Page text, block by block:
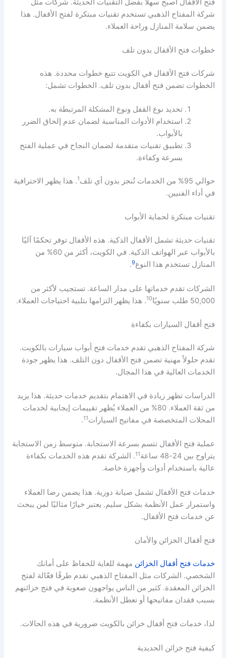
شركة المفتاح الذهبي تستخدم تقنيات مبتكرة لفتح الأقفال. هذا
يضمن سلامة المنازل وراحة العملاء.
خطوات فتح الأقفال بدون تلف
شركات فتح الأقفال في الكويت تتبع خطوات محددة. هذه
الخطوات تضمن فتح أقفال بدون تلف. الخطوات تشمل:
تحديد نوع القفل ونوع المشكلة المرتبطة به.
استخدام الأدوات المناسبة لضمان عدم إلحاق الضرر
بالأبواب.
تطبيق تقنيات متقدمة لضمان النجاح في عملية الفتح
بسرعة وكفاءة.
حوالي 95% من الخدمات تُنجز بدون أي تلف 1. هذا يظهر الاحترافية
في أداء الفنيين.
تقنيات مبتكرة لحماية الأبواب
تقنيات حديثة تشمل الأقفال الذكية. هذه الأقفال توفر تحكمًا آليًا
بالأبواب عبر الهواتف الذكية. في الكويت، أكثر من 60% من
المنازل تستخدم هذا النوع9
.
الشركات تقدم خدماتها على مدار الساعة. تستجيب لأكثر من
50,000 طلب سنويًا
10. هذا يظهر التزامها بتلبية احتياجات العملاء.
فتح أقفال السيارات بكفاءة
شركة المفتاح الذهبي تقدم خدمات فتح أبواب سيارات بالكويت.
تقدم حلولاً مهنية تضمن فتح الأقفال دون التلف. هذا يظهر جودة
الخدمات العالية في هذا المجال.
الدراسات تظهر زيادة في الاهتمام بتقديم خدمات حديثة. هذا يزيد
من ثقة العملاء. 80% من العملاء يُظهر تقييمات إيجابية لخدمات
المحلات المتخصصة في مفاتيح السيارات11
.
عملية فتح الأقفال تتسم بسرعة الاستجابة. متوسط زمن الاستجابة
يتراوح بين 24-48 ساعة
11. الشركة تقدم هذه الخدمات بكفاءة
عالية باستخدام أدوات وأجهزة خاصة.
خدمات فتح الأقفال تشمل صيانة دورية. هذا يضمن رضا العملاء
واستمرار عمل الأنظمة بشكل سليم. يعتبر خيارًا مثاليًا لمن يبحث
عن خدمات فتح الأقفال.
فتح أقفال الخزائن والأمان
خدمات فتح أقفال الخزائن مهمة للغاية للحفاظ على أمانك
الشخصي. الشركات مثل المفتاح الذهبي تقدم طرقًا فعّالة لفتح
الخزائن المعقدة. كثير من الناس يواجهون صعوبة في فتح خزائنهم
بسبب فقدان مفاتيحها أو تعطل الأنظمة.
لذا، خدمات فتح أقفال خزائن بالكويت ضرورية في هذه الحالات.
كيفية فتح خزائن الحديدية